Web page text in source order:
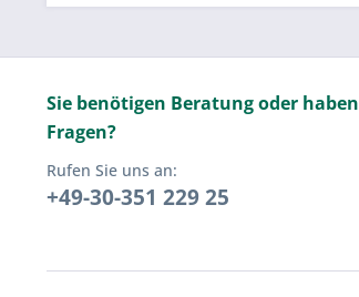
Sie benötigen Beratung oder haben
Fragen?
Rufen Sie uns an:
+49-30-351 229 25